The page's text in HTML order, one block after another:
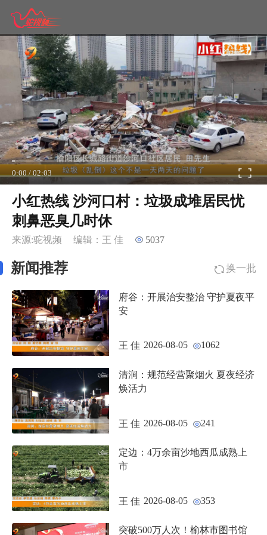
0:00/02:03
小红热线 沙河口村：垃圾成堆居民忧
刺鼻恶臭几时休
来源:驼视频 编辑：王 佳 5037
新闻推荐 换一批
府谷：开展治安整治 守护夏夜平
安
王 佳 2026-08-05 1062
清涧：规范经营聚烟火 夏夜经济
焕活力
王 佳 2026-08-05 241
定边：4万余亩沙地西瓜成熟上
市
王 佳 2026-08-05 353
突破500万人次！榆林市图书馆